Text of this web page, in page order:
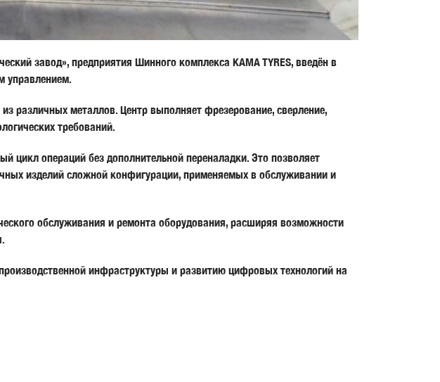
завод», предприятия Шинного комплекса KAMA TYRES, введён в
управлением.
различных металлов. Центр выполняет фрезерование, сверление,
требований.
операций без дополнительной переналадки. Это позволяет
изделий сложной конфигурации, применяемых в обслуживании и
обслуживания и ремонта оборудования, расширяя возможности
инфраструктуры и развитию цифровых технологий на